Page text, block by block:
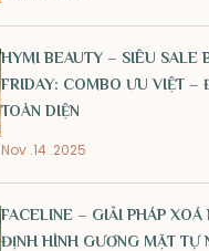
HYMI BEAUTY – SIÊU SALE
FRIDAY: COMBO ƯU VIỆT –
TOÀN DIỆN
Nov .14 .2025
FACELINE – GIẢI PHÁP XOÁ
ĐỊNH HÌNH GƯƠNG MẶT TỰ